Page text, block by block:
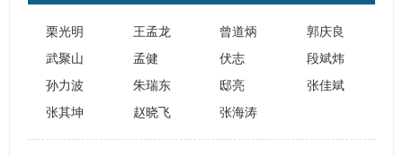
栗光明 王孟龙 曾道炳
郭庆良
武聚山
孟健 伏志
段斌炜
孙力波
朱瑞东 ​邸亮
张佳斌
张其坤
赵晓飞 张海涛